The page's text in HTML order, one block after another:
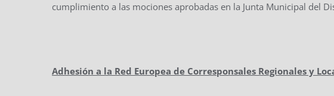
cumplimiento a las mociones aprobadas en la Junta Municipal del
Adhesión a la Red Europea de Corresponsales Regionales y